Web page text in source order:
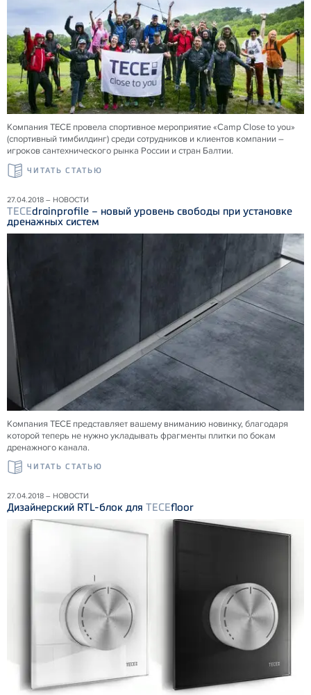
Компания ТЕСЕ провела спортивное мероприятие «Camp Close to you»
(спортивный тимбилдинг) среди сотрудников и клиентов компании –
игроков сантехнического рынка России и стран Балтии.
ЧИТАТЬ СТАТЬЮ
27.04.2018 – НОВОСТИ
TECEdrainprofile – новый уровень свободы при установке
дренажных систем
Компания ТЕСЕ представляет вашему вниманию новинку, благодаря
которой теперь не нужно укладывать фрагменты плитки по бокам
дренажного канала.
ЧИТАТЬ СТАТЬЮ
27.04.2018 – НОВОСТИ
Дизайнерский RTL-блок для TECEfloor